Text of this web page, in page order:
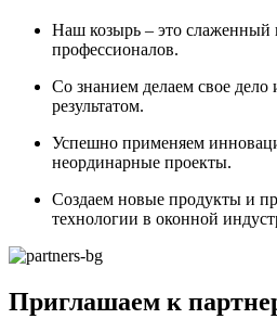
Наш козырь – это слаженный
профессионалов.
Со знанием делаем свое дело
результатом.
Успешно применяем
неординарные проекты.
Создаем новые продукты и
технологии в оконной
Приглашаем к